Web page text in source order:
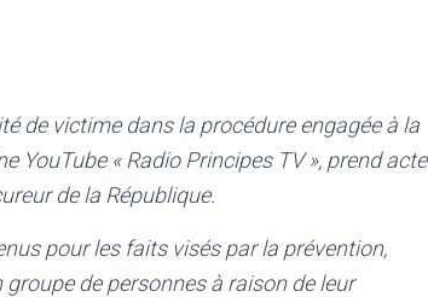
de victime dans la procédure engagée à la
« Radio Principes TV », prend acte
de la République.
pour les faits visés par la prévention,
de personnes à raison de leur